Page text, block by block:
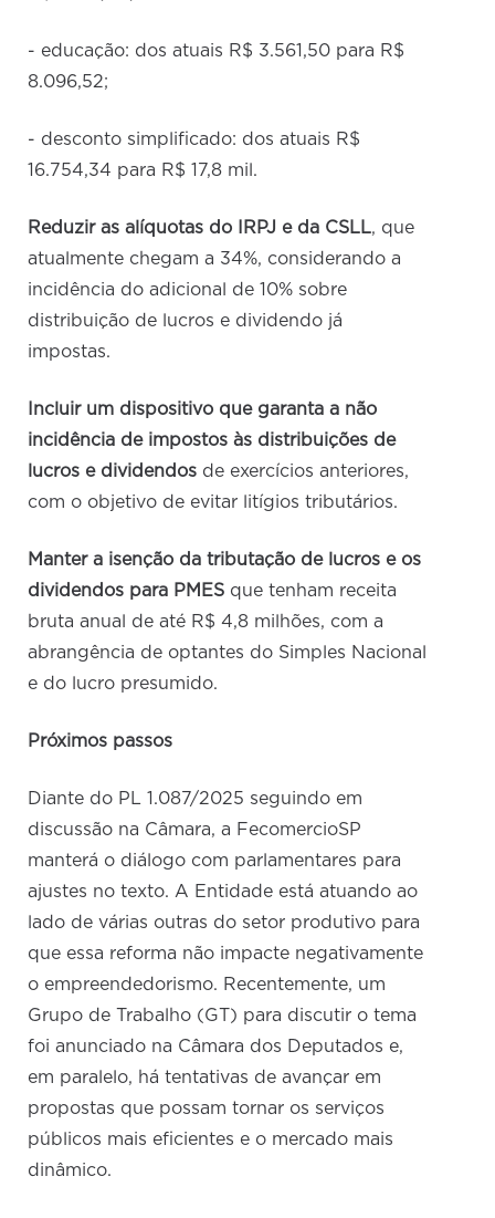
- educação: dos atuais R$ 3.561,50 para R$
8.096,52;
- desconto simplificado: dos atuais R$
16.754,34 para R$ 17,8 mil.
Reduzir as alíquotas do IRPJ e da CSLL, que
atualmente chegam a 34%, considerando a
incidência do adicional de 10% sobre
distribuição de lucros e dividendo já
impostas.
Incluir um dispositivo que garanta a não
incidência de impostos às distribuições de
lucros e dividendos de exercícios anteriores,
com o objetivo de evitar litígios tributários.
Manter a isenção da tributação de lucros e os
dividendos para PMES que tenham receita
bruta anual de até R$ 4,8 milhões, com a
abrangência de optantes do Simples Nacional
e do lucro presumido.
Próximos passos
Diante do PL 1.087/2025 seguindo em
discussão na Câmara, a FecomercioSP
manterá o diálogo com parlamentares para
ajustes no texto. A Entidade está atuando ao
lado de várias outras do setor produtivo para
que essa reforma não impacte negativamente
o empreendedorismo. Recentemente, um
Grupo de Trabalho (GT) para discutir o tema
foi anunciado na Câmara dos Deputados e,
em paralelo, há tentativas de avançar em
propostas que possam tornar os serviços
públicos mais eficientes e o mercado mais
dinâmico.